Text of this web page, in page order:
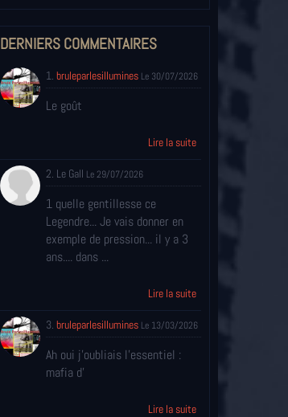
DERNIERS COMMENTAIRES
1. bruleparlesillumines Le 30/07/2026
Le goût
Lire la suite
2. Le Gall Le 29/07/2026
1 quelle gentillesse ce
Legendre... Je vais donner en
exemple de pression... il y a 3
ans.... dans ...
Lire la suite
3. bruleparlesillumines Le 13/03/2026
Ah oui j'oubliais l'essentiel :
mafia d'
Lire la suite